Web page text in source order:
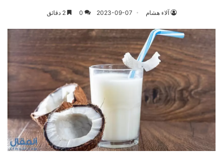
آلاء هشام 2023-09-07
0 2 دقائق